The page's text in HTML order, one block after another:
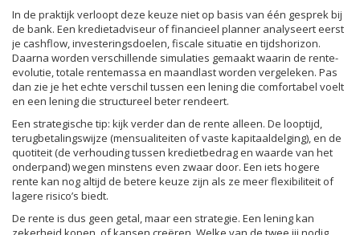
In de praktijk verloopt deze keuze niet op basis van één gesprek bij
de bank. Een kredietadviseur of financieel planner analyseert eerst
je cashflow, investeringsdoelen, fiscale situatie en tijdshorizon.
Daarna worden verschillende simulaties gemaakt waarin de rente-
evolutie, totale rentemassa en maandlast worden vergeleken. Pas
dan zie je het echte verschil tussen een lening die comfortabel voelt
en een lening die structureel beter rendeert.
Een strategische tip: kijk verder dan de rente alleen. De looptijd,
terugbetalingswijze (mensualiteiten of vaste kapitaaldelging), en de
quotiteit (de verhouding tussen kredietbedrag en waarde van het
onderpand) wegen minstens even zwaar door. Een iets hogere
rente kan nog altijd de betere keuze zijn als ze meer flexibiliteit of
lagere risico’s biedt.
De rente is dus geen getal, maar een strategie. Een lening kan